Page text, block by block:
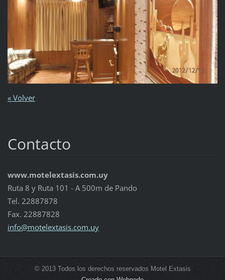
« Volver
Contacto
www.motelextasis.com.uy
Ruta 8 y Ruta 101 - A 500m de Pando
Tel. 22887878
Fax. 22887828
info@motelextasis.com.uy
© 2013 Todos los derechos reservados Motel Extasis